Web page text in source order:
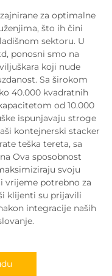
za optimalne
što ih čini
sektoru. U
ponosni smo na
koji nude
Sa širokom
40.000 kvadratnih
od 10.000
ispunjavaju stroge
kontejnerski stacker
teška tereta, sa
Ova sposobnost
svoju
vrijeme potrebno za
klijenti su prijavili
integracije naših